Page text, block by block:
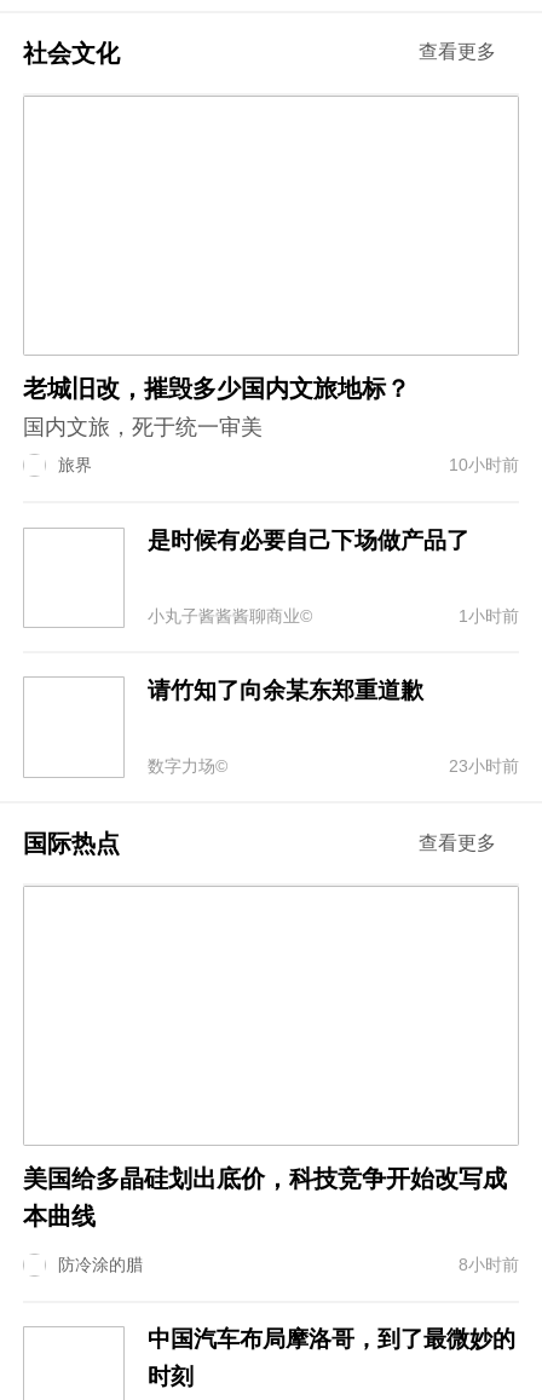
社会文化 查看更多
老城旧改，摧毁多少国内文旅地标？
国内文旅，死于统一审美
旅界 10小时前
是时候有必要自己下场做产品了
小丸子酱酱酱聊商业© 1小时前
请竹知了向余某东郑重道歉
数字力场© 23小时前
国际热点 查看更多
美国给多晶硅划出底价，科技竞争开始改写成
本曲线
防冷涂的腊 8小时前
中国汽车布局摩洛哥，到了最微妙的
时刻